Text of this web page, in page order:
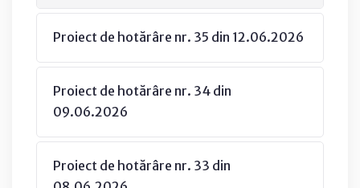
Proiect de hotărâre nr. 35 din 12.06.2026
Proiect de hotărâre nr. 34 din
09.06.2026
Proiect de hotărâre nr. 33 din